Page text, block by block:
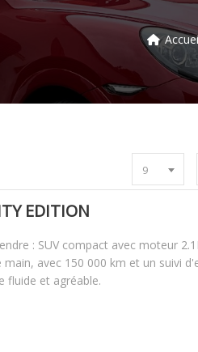
9
EDITION
: SUV compact avec moteur
avec 150 000 km et un suivi
fluide et agréable.